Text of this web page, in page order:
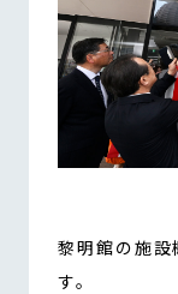
黎明館の施設
す。